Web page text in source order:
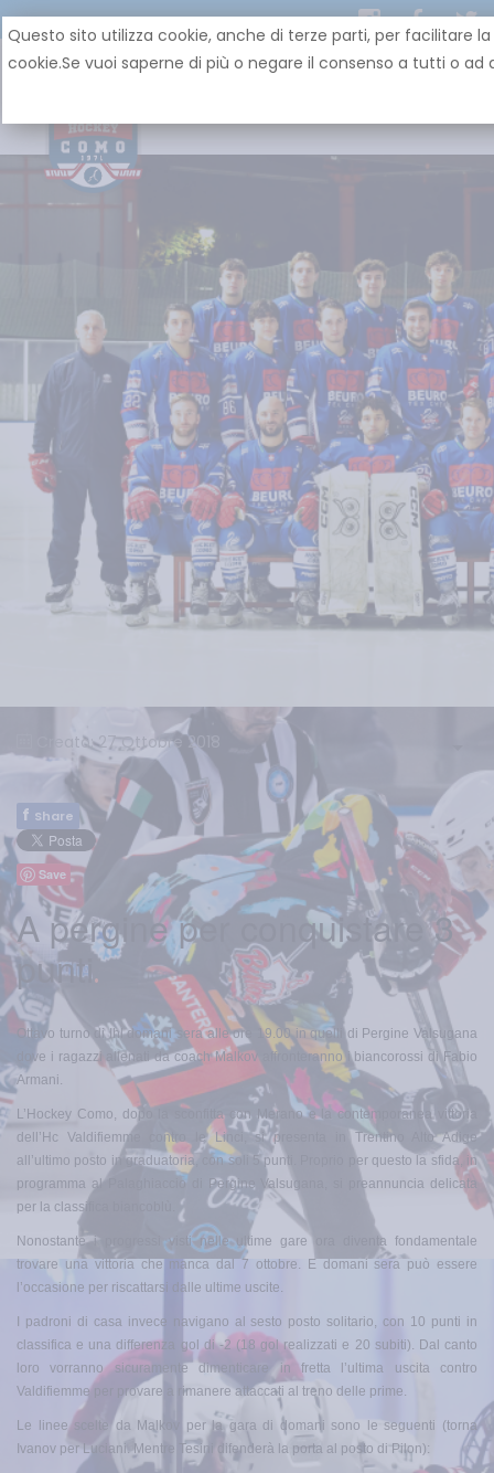
Creato: 27 Ottobre 2018
f Share
Save
A pergine per conquistare 3
punti.
Ottavo turno di Ihl domani sera alle ore 19.00 in quelli di Pergine Valsugana
dove i ragazzi allenati da coach Malkov affronteranno i biancorossi di Fabio
Armani.
L’Hockey Como, dopo la sconfitta con Merano e la contemporanea vittoria
dell’Hc Valdifiemme contro le Linci, si presenta in Trentino Alto Adige
all’ultimo posto in graduatoria, con soli 5 punti. Proprio per questo la sfida, in
programma al Palaghiaccio di Pergine Valsugana, si preannuncia delicata
per la classifica biancoblù.
Nonostante i progressi visti nelle ultime gare ora diventa fondamentale
trovare una vittoria che manca dal 7 ottobre. E domani sera può essere
l’occasione per riscattarsi dalle ultime uscite.
I padroni di casa invece navigano al sesto posto solitario, con 10 punti in
classifica e una differenza gol di -2 (18 gol realizzati e 20 subiti). Dal canto
loro vorranno sicuramente dimenticare in fretta l’ultima uscita contro
Valdifiemme per provare a rimanere attaccati al treno delle prime.
Le linee scelte da Malkov per la gara di domani sono le seguenti (torna
Ivanov per Luciani. Mentre Tesini difenderà la porta al posto di Pilon):
Questo sito utilizza cookie, anche di terze parti, per facilitare
cookie.Se vuoi saperne di più o negare il consenso a tutti o ad